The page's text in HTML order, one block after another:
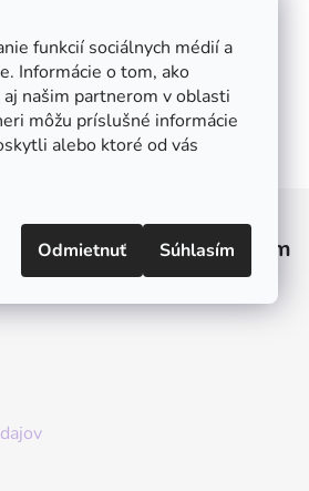
funkcií sociálnych médií a
Informácie o tom, ako
našim partnerom v oblasti
môžu príslušné informácie
alebo ktoré od vás
Odmietnuť Súhlasím
Instagram